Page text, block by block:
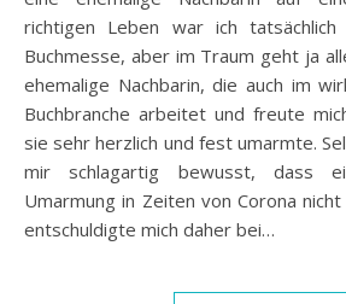
richtigen Leben war ich
Buchmesse, aber im Traum geht ja
ehemalige Nachbarin, die auch im
Buchbranche arbeitet und freute
sie sehr herzlich und fest umarmte.
mir schlagartig bewusst, dass
Umarmung in Zeiten von Corona
entschuldigte mich daher bei…